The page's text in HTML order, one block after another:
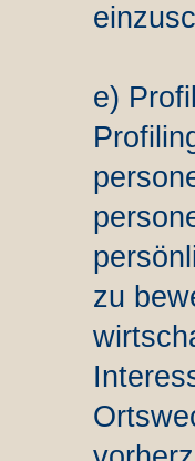
e)
zu